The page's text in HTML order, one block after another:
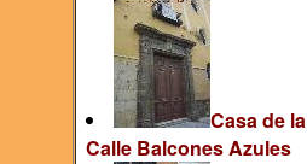
Casa de la
Calle Balcones Azules